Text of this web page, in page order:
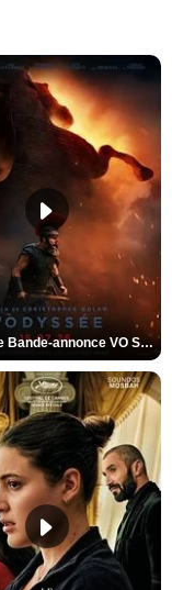
L'Odyssée Bande-annonce VO STFR